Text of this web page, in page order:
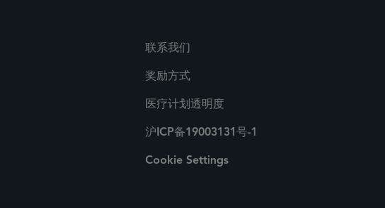
联系我们
奖励方式
医疗计划透明度
沪ICP备19003131号-1
Cookie Settings